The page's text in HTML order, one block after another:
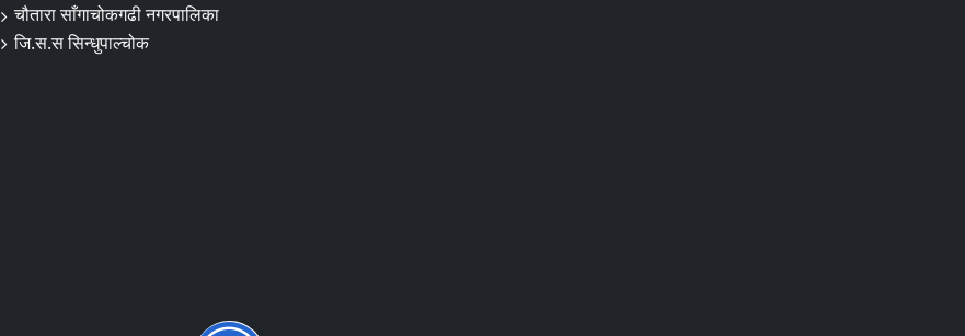
चौतारा साँगाचोकगढी नगरपालिका
जि.स.स सिन्धुपाल्चोक